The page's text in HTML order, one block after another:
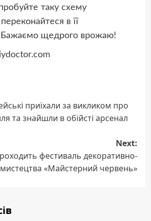
таку схему
в її
Бажаємо щедрого врожаю!
приїхали за викликом про
та знайшли в обійсті арсенал
Next:
фестиваль декоративно-
«Майстерний червень»